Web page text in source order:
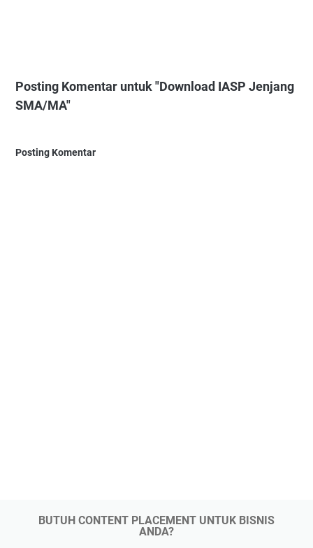
Posting Komentar untuk "Download IASP Jenjang
SMA/MA"
Posting Komentar
BUTUH CONTENT PLACEMENT UNTUK BISNIS
ANDA?